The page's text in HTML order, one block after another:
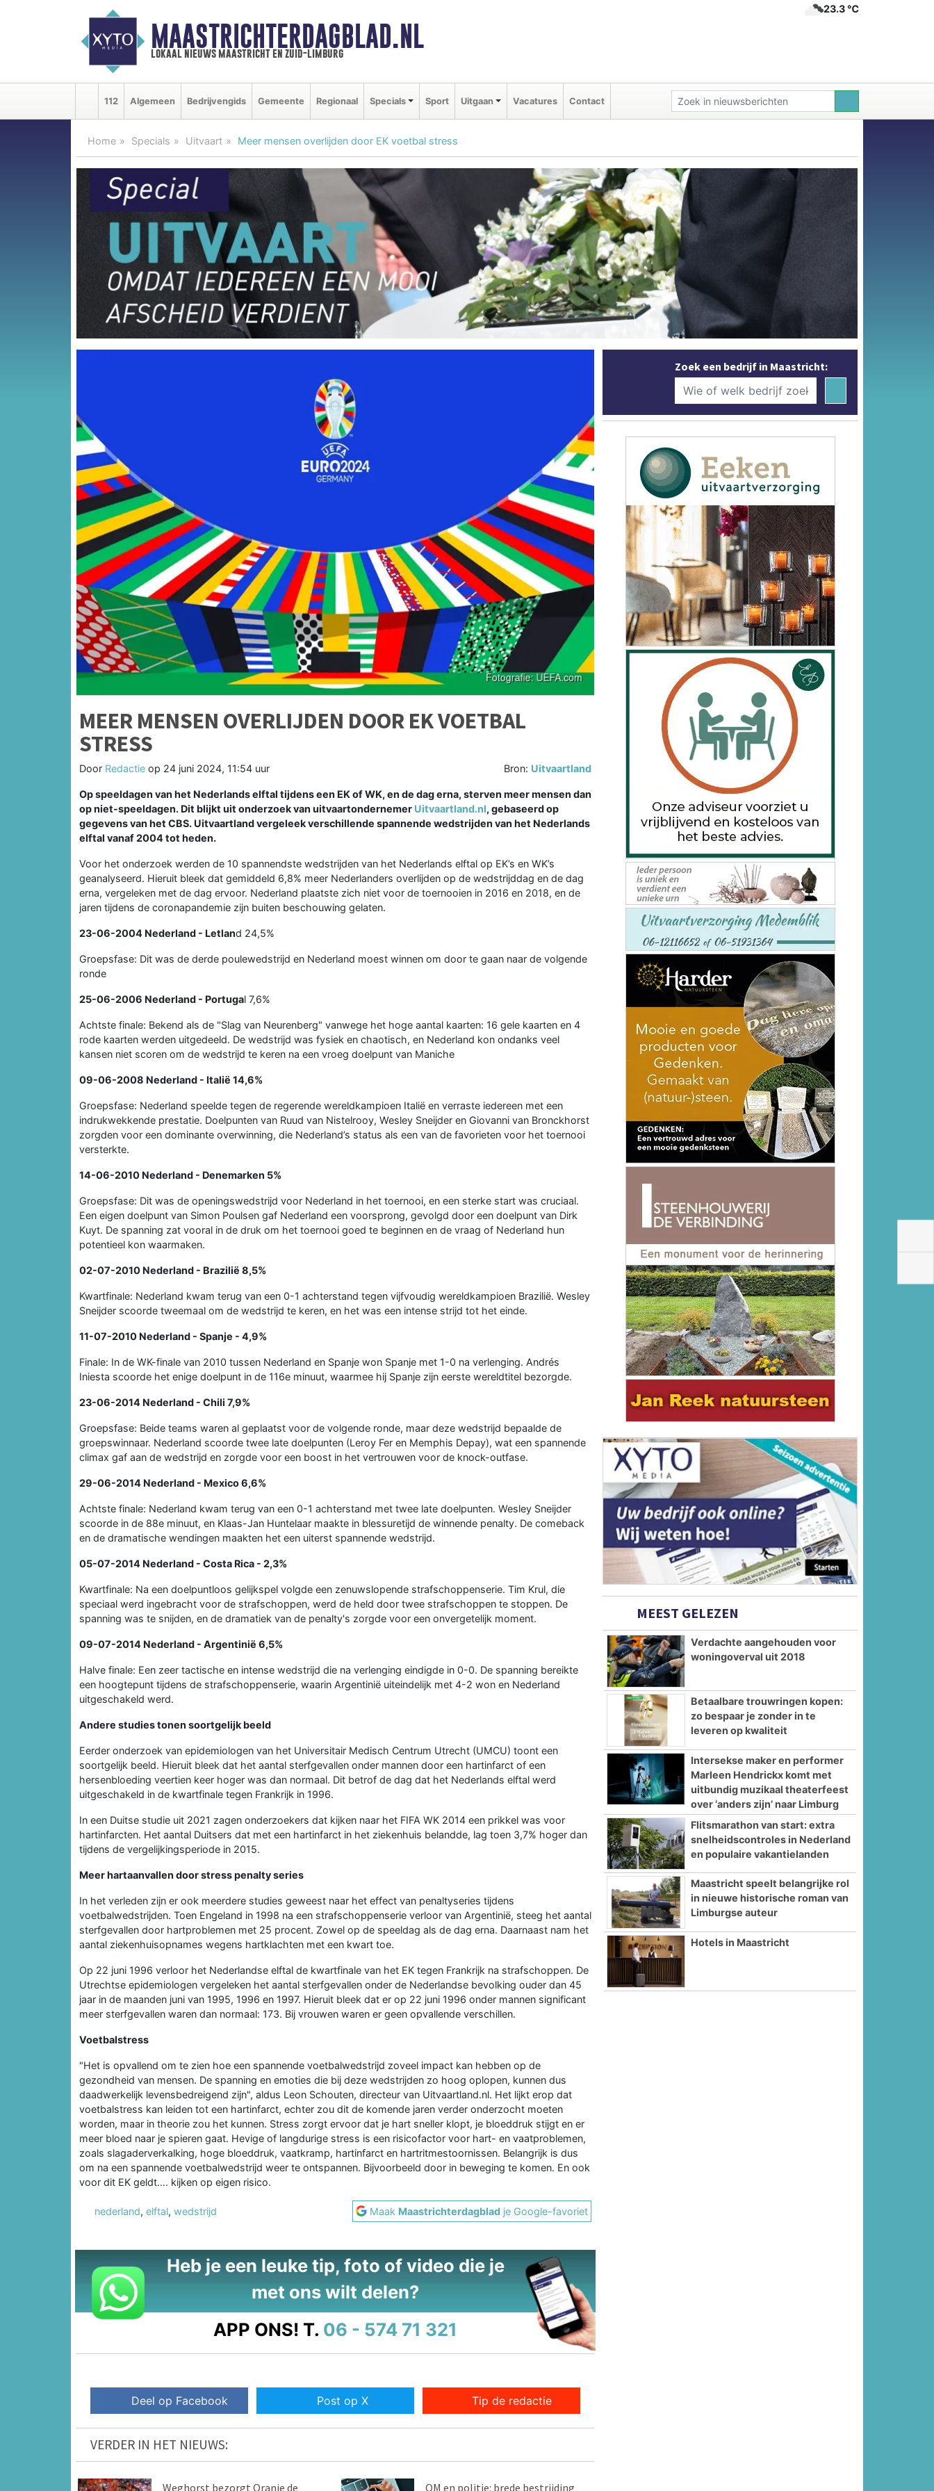
MAASTRICHTERDAGBLAD.NL
lokaal nieuws maastricht en zuid-limburg
23.3 ℃
112 Algemeen Bedrijvengids Gemeente Regionaal Specials Sport Uitgaan Vacatures Contact
Home Specials Uitvaart Meer mensen overlijden door EK voetbal stress
MEER MENSEN OVERLIJDEN DOOR EK VOETBAL
STRESS
Door Redactie op 24 juni 2024, 11:54 uur Bron: Uitvaartland
Op speeldagen van het Nederlands elftal tijdens een EK of WK, en de dag erna, sterven meer mensen dan
op niet-speeldagen. Dit blijkt uit onderzoek van uitvaartondernemer Uitvaartland.nl, gebaseerd op
gegevens van het CBS. Uitvaartland vergeleek verschillende spannende wedstrijden van het Nederlands
elftal vanaf 2004 tot heden.
Voor het onderzoek werden de 10 spannendste wedstrijden van het Nederlands elftal op EK’s en WK’s
geanalyseerd. Hieruit bleek dat gemiddeld 6,8% meer Nederlanders overlijden op de wedstrijddag en de dag
erna, vergeleken met de dag ervoor. Nederland plaatste zich niet voor de toernooien in 2016 en 2018, en de
jaren tijdens de coronapandemie zijn buiten beschouwing gelaten.
23-06-2004 Nederland - Letland 24,5%
Groepsfase: Dit was de derde poulewedstrijd en Nederland moest winnen om door te gaan naar de volgende
ronde
25-06-2006 Nederland - Portugal 7,6%
Achtste finale: Bekend als de "Slag van Neurenberg" vanwege het hoge aantal kaarten: 16 gele kaarten en 4
rode kaarten werden uitgedeeld. De wedstrijd was fysiek en chaotisch, en Nederland kon ondanks veel
kansen niet scoren om de wedstrijd te keren na een vroeg doelpunt van Maniche
09-06-2008 Nederland - Italië 14,6%
Groepsfase: Nederland speelde tegen de regerende wereldkampioen Italië en verraste iedereen met een
indrukwekkende prestatie. Doelpunten van Ruud van Nistelrooy, Wesley Sneijder en Giovanni van Bronckhorst
zorgden voor een dominante overwinning, die Nederland’s status als een van de favorieten voor het toernooi
versterkte.
14-06-2010 Nederland - Denemarken 5%
Groepsfase: Dit was de openingswedstrijd voor Nederland in het toernooi, en een sterke start was cruciaal.
Een eigen doelpunt van Simon Poulsen gaf Nederland een voorsprong, gevolgd door een doelpunt van Dirk
Kuyt. De spanning zat vooral in de druk om het toernooi goed te beginnen en de vraag of Nederland hun
potentieel kon waarmaken.
02-07-2010 Nederland - Brazilië 8,5%
Kwartfinale: Nederland kwam terug van een 0-1 achterstand tegen vijfvoudig wereldkampioen Brazilië. Wesley
Sneijder scoorde tweemaal om de wedstrijd te keren, en het was een intense strijd tot het einde.
11-07-2010 Nederland - Spanje - 4,9%
Finale: In de WK-finale van 2010 tussen Nederland en Spanje won Spanje met 1-0 na verlenging. Andrés
Iniesta scoorde het enige doelpunt in de 116e minuut, waarmee hij Spanje zijn eerste wereldtitel bezorgde.
23-06-2014 Nederland - Chili 7,9%
Groepsfase: Beide teams waren al geplaatst voor de volgende ronde, maar deze wedstrijd bepaalde de
groepswinnaar. Nederland scoorde twee late doelpunten (Leroy Fer en Memphis Depay), wat een spannende
climax gaf aan de wedstrijd en zorgde voor een boost in het vertrouwen voor de knock-outfase.
29-06-2014 Nederland - Mexico6,6%
Achtste finale: Nederland kwam terug van een 0-1 achterstand met twee late doelpunten. Wesley Sneijder
scoorde in de 88e minuut, en Klaas-Jan Huntelaar maakte in blessuretijd de winnende penalty. De comeback
en de dramatische wendingen maakten het een uiterst spannende wedstrijd.
05-07-2014 Nederland - Costa Rica - 2,3%
Kwartfinale: Na een doelpuntloos gelijkspel volgde een zenuwslopende strafschoppenserie. Tim Krul, die
speciaal werd ingebracht voor de strafschoppen, werd de held door twee strafschoppen te stoppen. De
spanning was te snijden, en de dramatiek van de penalty's zorgde voor een onvergetelijk moment.
09-07-2014 Nederland - Argentinië 6,5%
Halve finale: Een zeer tactische en intense wedstrijd die na verlenging eindigde in 0-0. De spanning bereikte
een hoogtepunt tijdens de strafschoppenserie, waarin Argentinië uiteindelijk met 4-2 won en Nederland
uitgeschakeld werd.
Andere studies tonen soortgelijk beeld
Eerder onderzoek van epidemiologen van het Universitair Medisch Centrum Utrecht (UMCU) toont een
soortgelijk beeld. Hieruit bleek dat het aantal sterfgevallen onder mannen door een hartinfarct of een
hersenbloeding veertien keer hoger was dan normaal. Dit betrof de dag dat het Nederlands elftal werd
uitgeschakeld in de kwartfinale tegen Frankrijk in 1996.
In een Duitse studie uit 2021 zagen onderzoekers dat kijken naar het FIFA WK 2014 een prikkel was voor
hartinfarcten. Het aantal Duitsers dat met een hartinfarct in het ziekenhuis belandde, lag toen 3,7% hoger dan
tijdens de vergelijkingsperiode in 2015.
Meer hartaanvallen door stress penalty series
In het verleden zijn er ook meerdere studies geweest naar het effect van penaltyseries tijdens
voetbalwedstrijden. Toen Engeland in 1998 na een strafschoppenserie verloor van Argentinië, steeg het aantal
sterfgevallen door hartproblemen met 25 procent. Zowel op de speeldag als de dag erna. Daarnaast nam het
aantal ziekenhuisopnames wegens hartklachten met een kwart toe.
Op 22 juni 1996 verloor het Nederlandse elftal de kwartfinale van het EK tegen Frankrijk na strafschoppen. De
Utrechtse epidemiologen vergeleken het aantal sterfgevallen onder de Nederlandse bevolking ouder dan 45
jaar in de maanden juni van 1995, 1996 en 1997. Hieruit bleek dat er op 22 juni 1996 onder mannen significant
meer sterfgevallen waren dan normaal: 173. Bij vrouwen waren er geen opvallende verschillen.
Voetbalstress
"Het is opvallend om te zien hoe een spannende voetbalwedstrijd zoveel impact kan hebben op de
gezondheid van mensen. De spanning en emoties die bij deze wedstrijden zo hoog oplopen, kunnen dus
daadwerkelijk levensbedreigend zijn", aldus Leon Schouten, directeur van Uitvaartland.nl. Het lijkt erop dat
voetbalstress kan leiden tot een hartinfarct, echter zou dit de komende jaren verder onderzocht moeten
worden, maar in theorie zou het kunnen. Stress zorgt ervoor dat je hart sneller klopt, je bloeddruk stijgt en er
meer bloed naar je spieren gaat. Hevige of langdurige stress is een risicofactor voor hart- en vaatproblemen,
zoals slagaderverkalking, hoge bloeddruk, vaatkramp, hartinfarct en hartritmestoornissen. Belangrijk is dus
om na een spannende voetbalwedstrijd weer te ontspannen. Bijvoorbeeld door in beweging te komen. En ook
voor dit EK geldt…. kijken op eigen risico.
nederland, elftal, wedstrijd Maak Maastrichterdagblad je Google-favoriet
Heb je een leuke tip, foto of video die je
met ons wilt delen?
APP ONS! T. 06 - 574 71 321
Deel op Facebook Post op X Tip de redactie
VERDER IN HET NIEUWS:
Weghorst bezorgt Oranje de OM en politie: brede bestrijding
Zoek een bedrijf in Maastricht:
MEEST GELEZEN
Verdachte aangehouden voor
woningoverval uit 2018
Betaalbare trouwringen kopen:
zo bespaar je zonder in te
leveren op kwaliteit
Intersekse maker en performer
Marleen Hendrickx komt met
uitbundig muzikaal theaterfeest
over ‘anders zijn’ naar Limburg
Flitsmarathon van start: extra
snelheidscontroles in Nederland
en populaire vakantielanden
Maastricht speelt belangrijke rol
in nieuwe historische roman van
Limburgse auteur
Hotels in Maastricht